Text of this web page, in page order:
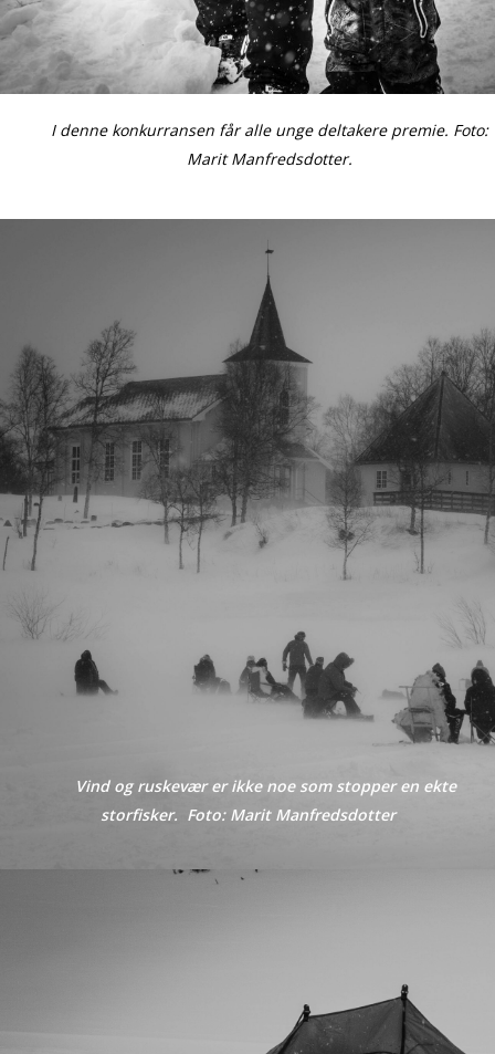
I denne konkurransen får alle unge deltakere premie. Foto:
Marit Manfredsdotter.
Vind og ruskevær er ikke noe som stopper en ekte
storfisker. Foto: Marit Manfredsdotter
Lag og foreninger
Praktisk info